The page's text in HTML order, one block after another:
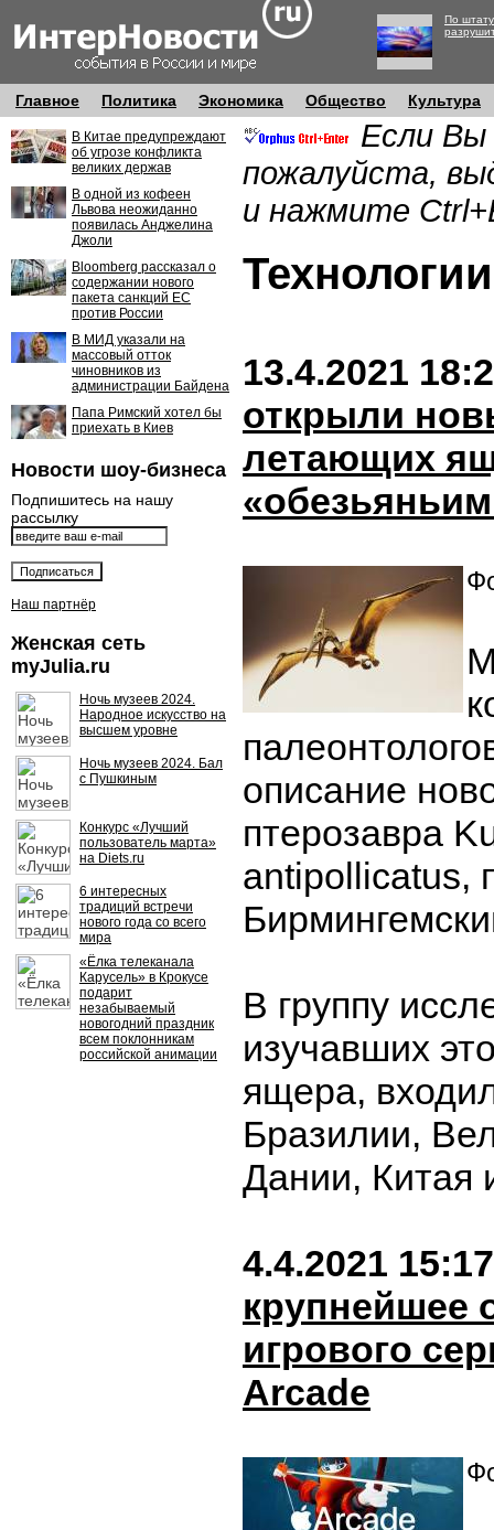
По
Главное Политика Экономика Общество Культура
В Китае предупреждают
об угрозе конфликта
великих держав
В одной из кофеен
Львова неожиданно
появилась Анджелина
Джоли
Bloomberg рассказал о
содержании нового
пакета санкций ЕС
против России
В МИД указали на
массовый отток
чиновников из
администрации Байдена
Папа Римский хотел бы
приехать в Киев
Новости шоу-бизнеса
Подпишитесь на нашу
рассылку
Наш партнёр
Женская сеть
myJulia.ru
Ночь музеев 2024.
Народное искусство на
высшем уровне
Ночь музеев 2024. Бал
с Пушкиным
Конкурс «Лучший
пользователь марта»
на Diets.ru
6 интересных
традиций встречи
нового года со всего
мира
«Ёлка телеканала
Карусель» в Крокусе
подарит
незабываемый
новогодний праздник
всем поклонникам
российской анимации
Если Вы
пожалуйста,
и нажмите
13.4.2021
открыли
летающих
описание
птерозавра
antipollicatus,
В группу
изучавших
ящера,
Бразилии,
Дании, Китая
4.4.2021 15:17
крупнейшее
игрового
Arcade